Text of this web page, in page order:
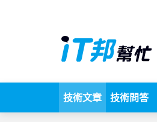
技術文章 技術問答